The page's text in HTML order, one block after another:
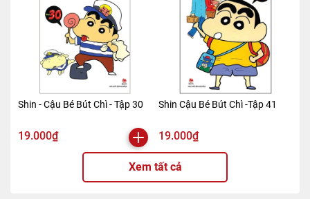
Shin - Cậu Bé Bút Chì - Tập 30
19.000₫
Shin Cậu Bé Bút Chì -Tập 41
19.000₫
Xem tất cả